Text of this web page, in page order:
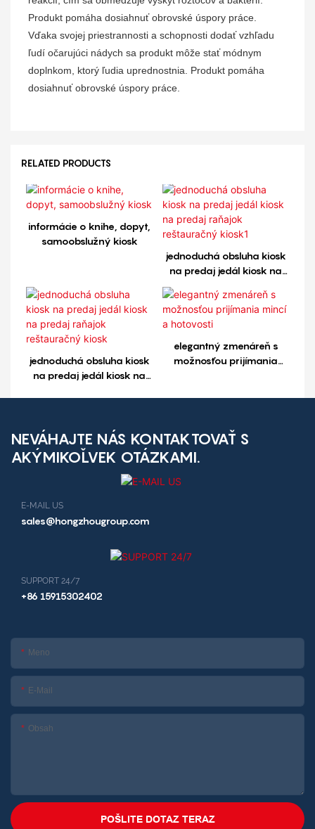
Produkt pomáha dosiahnuť obrovské úspory práce.
Vďaka svojej priestrannosti a schopnosti dodať vzhľadu
ľudí očarujúci nádych sa produkt môže stať módnym
doplnkom, ktorý ľudia uprednostnia. Produkt pomáha
dosiahnuť obrovské úspory práce.
RELATED PRODUCTS
informácie o knihe, dopyt,
samoobslužný kiosk
jednoduchá obsluha kiosk
na predaj jedál kiosk na
reštauračný kiosk1
jednoduchá obsluha kiosk
na predaj jedál kiosk na
elegantný zmenáreň s
možnosťou prijímania
NEVÁHAJTE NÁS KONTAKTOVAŤ S
AKÝMIKOĽVEK OTÁZKAMI.
E-MAIL US
sales@hongzhougroup.com
SUPPORT 24/7
+86 15915302402
Meno
E-Mail
Obsah
POŠLITE DOTAZ TERAZ